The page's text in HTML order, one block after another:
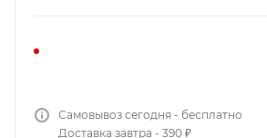
Самовывоз сегодня - бесплатно
Доставка завтра - 390 ₽